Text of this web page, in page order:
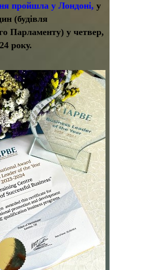
пройшла у Лондоні, у
(будівля
Парламенту) у четвер,
року.